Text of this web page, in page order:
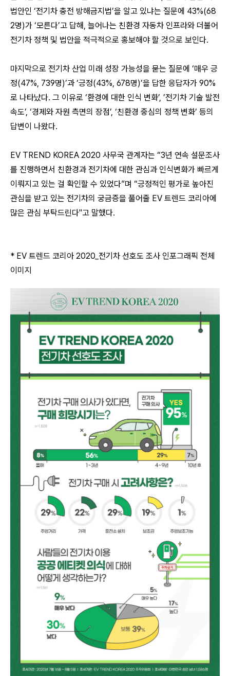
법안인 ‘전기차 충전 방해금지법’을 알고 있냐는 질문에 43%(68
2명)가 ‘모른다’고 답해, 늘어나는 친환경 자동차 인프라와 더불어
전기차 정책 및 법안을 적극적으로 홍보해야 할 것으로 보인다.
마지막으로 전기차 산업 미래 성장 가능성을 묻는 질문에 ‘매우 긍
정(47%, 739명)’과 ‘긍정(43%, 678명)’을 답한 응답자가 90%
로 나타났다. 그 이유로 ‘환경에 대한 인식 변화’, ’전기차 기술 발전
속도’, ‘경제와 자원 측면의 장점’, ‘친환경 중심의 정책 변화’ 등의
답변이 나왔다.
EV TREND KOREA 2020 사무국 관계자는 “3년 연속 설문조사
를 진행하면서 친환경과 전기차에 대한 관심과 인식변화가 빠르게
이뤄지고 있는 걸 확인할 수 있었다”며 “긍정적인 평가로 높아진
관심을 받고 있는 전기차의 궁금증을 풀어줄 EV 트렌드 코리아에
많은 관심 부탁드린다"고 말했다.
* EV 트렌드 코리아 2020_전기차 선호도 조사 인포그래픽 전체
이미지